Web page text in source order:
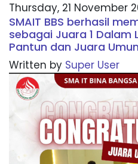
Thursday, 21 November
SMAIT BBS berhasil
sebagai Juara 1 Dalam
Pantun dan Juara
Written by Super User